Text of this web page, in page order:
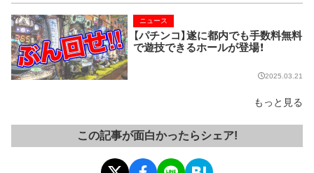
【パチンコ】遂に都内でも手数料無料
で遊技できるホールが登場！
ニュース
2025.03.21
もっと見る
この記事が面白かったらシェア!